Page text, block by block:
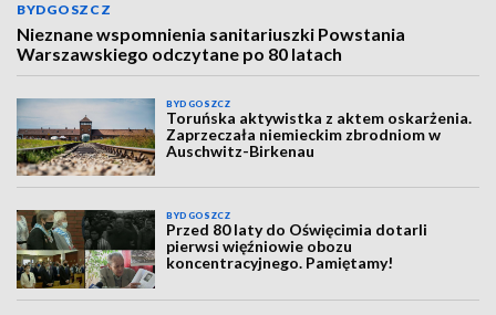
BYDGOSZCZ
Nieznane wspomnienia sanitariuszki Powstania
Warszawskiego odczytane po 80 latach
BYDGOSZCZ
Toruńska aktywistka z aktem oskarżenia.
Zaprzeczała niemieckim zbrodniom w
Auschwitz-Birkenau
BYDGOSZCZ
Przed 80 laty do Oświęcimia dotarli
pierwsi więźniowie obozu
koncentracyjnego. Pamiętamy!